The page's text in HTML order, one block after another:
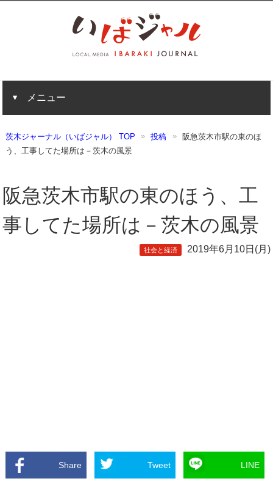
メニュー
茨木ジャーナル（いばジャル） TOP 投稿
阪急茨木市駅の東のほ
う、工事してた場所は－茨木の風景
阪急茨木市駅の東のほう、工
事してた場所は－茨木の風景
社会と経済 2019年6月10日(月)
Share Tweet LINE